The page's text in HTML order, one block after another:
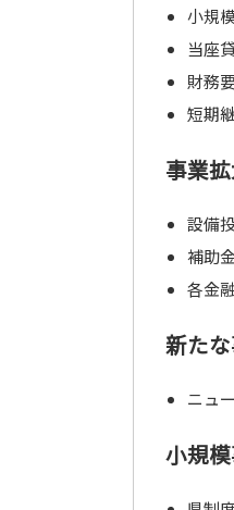
小規
当座
財務
短期
事業
設備
補助
各金
新た
ニュ
小規